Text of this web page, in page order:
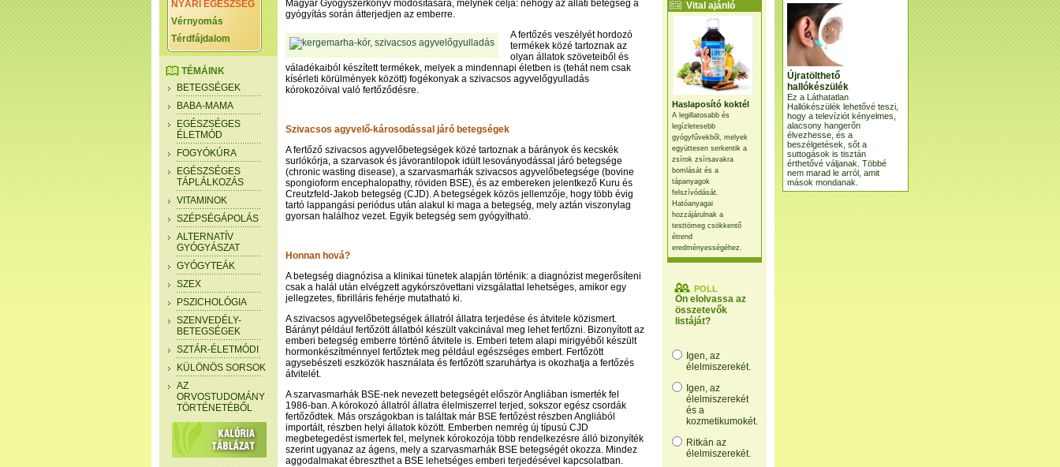
Vital ajánló
Haslaposító koktél
A legillatosabb és
legízletesebb
gyógyfűvekből, melyek
együttesen serkentik a
zsírok zsírsavakra
bomlását és a
tápanyagok
felszívódását.
Hatóanyagai
hozzájárulnak a
testtömeg csökkentő
étrend
eredményességéhez.
POLL
Ön elolvassa az
összetevők
listáját?
Igen, az
élelmiszerekét.
Igen, az
élelmiszerekét
és a
kozmetikumokét.
Ritkán az
élelmiszerekét.
NYÁRI EGÉSZSÉG
Vérnyomás
Térdfájdalom
TÉMÁINK
BETEGSÉGEK
BABA-MAMA
EGÉSZSÉGES
ÉLETMÓD
FOGYÓKÚRA
EGÉSZSÉGES
TÁPLÁLKOZÁS
VITAMINOK
SZÉPSÉGÁPOLÁS
ALTERNATÍV
GYÓGYÁSZAT
GYÓGYTEÁK
SZEX
PSZICHOLÓGIA
SZENVEDÉLY-
BETEGSÉGEK
SZTÁR-ÉLETMÓDI
KÜLÖNÖS SORSOK
AZ
ORVOSTUDOMÁNY
TÖRTÉNETÉBŐL
Magyar Gyógyszerkönyv módosítására, melynek célja: nehogy az állati betegség a
gyógyítás során átterjedjen az emberre.
A fertőzés veszélyét hordozó
termékek közé tartoznak az
olyan állatok szöveteiből és
váladékaiból készített termékek, melyek a mindennapi életben is (tehát nem csak
kísérleti körülmények között) fogékonyak a szivacsos agyvelőgyulladás
kórokozóival való fertőződésre.
Szivacsos agyvelő-károsodással járó betegségek
A fertőző szivacsos agyvelőbetegségek közé tartoznak a bárányok és kecskék
surlókórja, a szarvasok és jávorantilopok idült lesoványodással járó betegsége
(chronic wasting disease), a szarvasmarhák szivacsos agyvelőbetegsége (bovine
spongioform encephalopathy, röviden BSE), és az embereken jelentkező Kuru és
Creutzfeld-Jakob betegség (CJD). A betegségek közös jellemzője, hogy több évig
tartó lappangási periódus után alakul ki maga a betegség, mely aztán viszonylag
gyorsan halálhoz vezet. Egyik betegség sem gyógyítható.
Honnan hová?
A betegség diagnózisa a klinikai tünetek alapján történik: a diagnózist megerősíteni
csak a halál után elvégzett agykórszövettani vizsgálattal lehetséges, amikor egy
jellegzetes, fibrilláris fehérje mutatható ki.
A szivacsos agyvelőbetegségek állatról állatra terjedése és átvitele közismert.
Bárányt például fertőzött állatból készült vakcinával meg lehet fertőzni. Bizonyított az
emberi betegség emberre történő átvitele is. Emberi tetem alapi mirigyéből készült
hormonkészítménnyel fertőztek meg például egészséges embert. Fertőzött
agysebészeti eszközök használata és fertőzött szaruhártya is okozhatja a fertőzés
átvitelét.
A szarvasmarhák BSE-nek nevezett betegségét először Angliában ismerték fel
1986-ban. A kórokozó állatról állatra élelmiszerrel terjed, sokszor egész csordák
fertőződtek. Más országokban is találtak már BSE fertőzést részben Angliából
importált, részben helyi állatok között. Emberben nemrég új típusú CJD
megbetegedést ismertek fel, melynek kórokozója több rendelkezésre álló bizonyíték
szerint ugyanaz az ágens, mely a szarvasmarhák BSE betegségét okozza. Mindez
aggodalmakat ébreszthet a BSE lehetséges emberi terjedésével kapcsolatban.
ajánlatunk -
Újratölthető
hallókészülék
Ez a Láthatatlan
Hallókészülék lehetővé teszi,
hogy a televíziót kényelmes,
alacsony hangerőn
élvezhesse, és a
beszélgetések, sőt a
suttogások is tisztán
érthetővé váljanak. Többé
nem marad le arról, amit
mások mondanak.